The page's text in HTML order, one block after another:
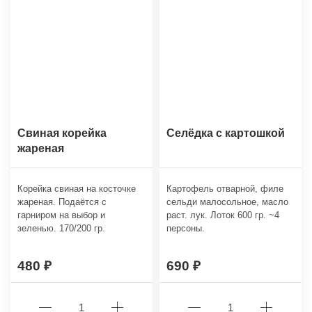
Свиная корейка
жареная
Корейка свиная на косточке
жареная. Подаётся с
гарниром на выбор и
зеленью. 170/200 гр.
480
Селёдка с картошкой
Картофель отварной, филе
сельди малосольное, масло
раст. лук. Лоток 600 гр. ~4
персоны.
690